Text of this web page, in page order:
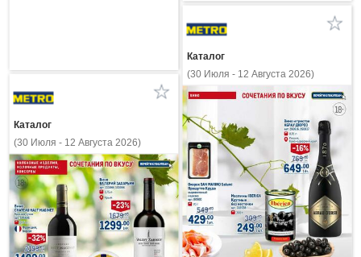
Каталог
(30 Июля - 12 Августа 2026)
Каталог
(30 Июля - 12 Августа 2026)